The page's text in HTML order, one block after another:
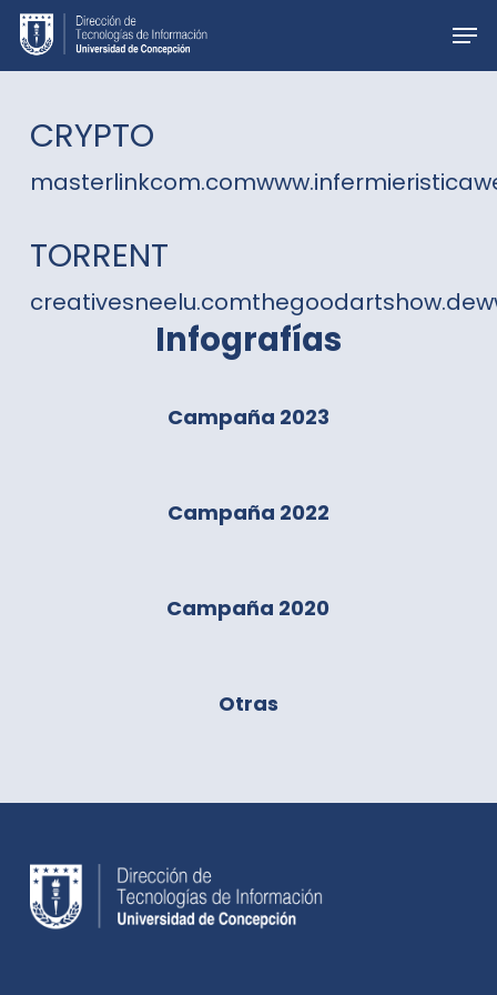
Skip
to
content
CRYPTO
masterlinkcom.com
TORRENT
creativesneelu.comthegoodartshow.de
Infografías
Campaña 2023
Campaña 2022
Campaña 2020
Otras